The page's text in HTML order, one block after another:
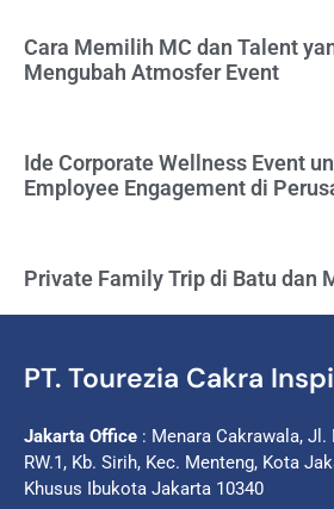
Cara Memilih MC dan Talent
Mengubah Atmosfer Event
Ide Corporate Wellness Event
Employee Engagement di
Private Family Trip di Batu dan
PT. Tourezia Cakra
Jakarta Office : Menara Cakrawala,
RW.1, Kb. Sirih, Kec. Menteng, Kota
Khusus Ibukota Jakarta 10340